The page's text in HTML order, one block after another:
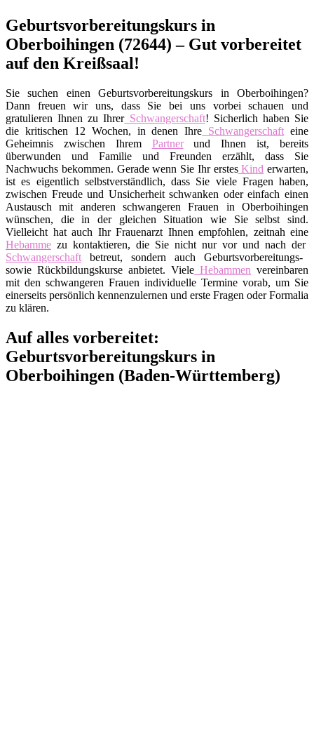
Geburtsvorbereitungskurs in
Oberboihingen (72644) – Gut vorbereitet
auf den Kreißsaal!
Sie suchen einen Geburtsvorbereitungskurs in Oberboihingen?
Dann freuen wir uns, dass Sie bei uns vorbei schauen und
gratulieren Ihnen zu IhrerSchwangerschaft! Sicherlich haben Sie
die kritischen 12 Wochen, in denen Ihre Schwangerschaft eine
Geheimnis zwischen Ihrem Partnerund Ihnen ist, bereits
überwunden und Familie und Freunden erzählt, dass Sie
Nachwuchs bekommen. Gerade wenn Sie Ihr erstesKind erwarten,
ist es eigentlich selbstverständlich, dass Sie viele Fragen haben,
zwischen Freude und Unsicherheit schwanken oder einfach einen
Austausch mit anderen schwangeren Frauen in Oberboihingen
wünschen, die in der gleichen Situation wie Sie selbst sind.
Vielleicht hat auch Ihr Frauenarzt Ihnen empfohlen, zeitnah eine
Hebamme zu kontaktieren, die Sie nicht nur vor und nach der
Schwangerschaft betreut, sondern auch Geburtsvorbereitungs-
sowie Rückbildungskurse anbietet. Viele Hebammen vereinbaren
mit den schwangeren Frauen individuelle Termine vorab, um Sie
einerseits persönlich kennenzulernen und erste Fragen oder Formalia
zu klären.
Auf alles vorbereitet:
Geburtsvorbereitungskurs in
Oberboihingen (Baden-Württemberg)